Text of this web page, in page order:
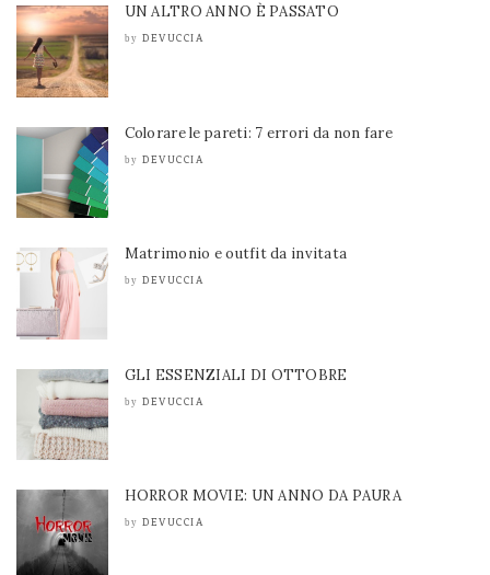
UN ALTRO ANNO È PASSATO
by DEVUCCIA
Colorare le pareti: 7 errori da non fare
by DEVUCCIA
Matrimonio e outfit da invitata
by DEVUCCIA
GLI ESSENZIALI DI OTTOBRE
by DEVUCCIA
HORROR MOVIE: UN ANNO DA PAURA
by DEVUCCIA